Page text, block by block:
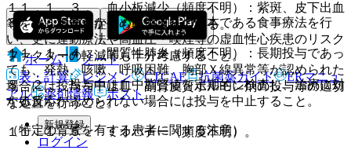
８．１． あらかじめ高脂血症の基本である食事療法を行
い、更に運動療法や高血圧・喫煙等の虚血性心疾患のリスク
ファクターの軽減等も十分考慮すること。
８．２． 投与中は血中脂質値を定期的に検査し、治療に対
する反応が認められない場合には投与を中止すること。
（特定の背景を有する患者に関する注意）
１１．１．３． 血小板減少（頻度不明）：紫斑、皮下出血
等を伴う重篤な症例も報告されている。
１１．１．４． 間質性肺炎（頻度不明）：長期投与であっ
ても、発熱、咳嗽、呼吸困難、胸部Ｘ線異常等が認められた
場合には投与を中止し、副腎皮質ホルモン剤の投与等の適切
な処置を行うこと。
１１．１．５． ミオパチー（頻度不明）。
ホーム
ノート
表・計算
レジメン CTCAE 抗菌薬ガイド
ERマニュ
アル
薬剤情報 ポスト
新規登録
ログイン